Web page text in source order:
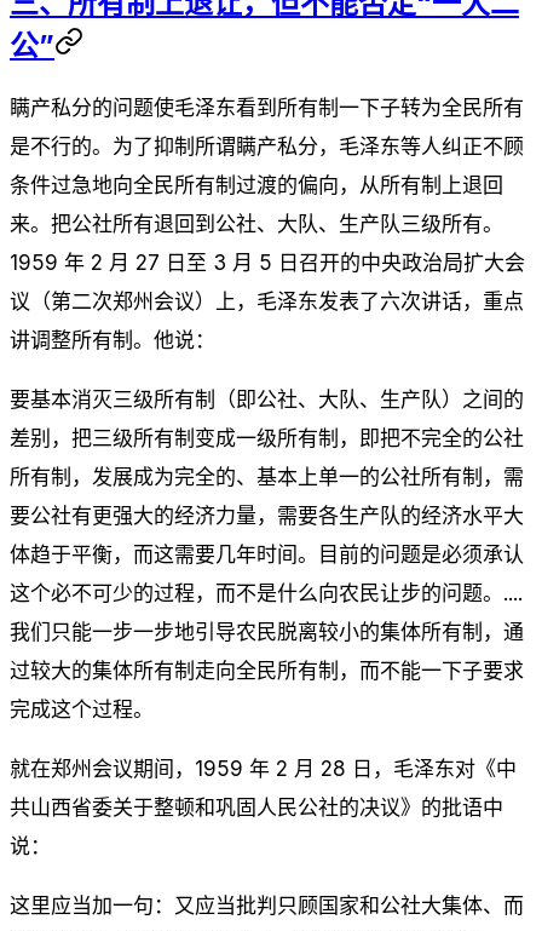
公”
瞒产私分的问题使毛泽东看到所有制一下子转为全民所有
是不行的。为了抑制所谓瞒产私分，毛泽东等人纠正不顾
条件过急地向全民所有制过渡的偏向，从所有制上退回
来。把公社所有退回到公社、大队、生产队三级所有。
1959 年 2 月 27 日至 3 月 5 日召开的中央政治局扩大会
议（第二次郑州会议）上，毛泽东发表了六次讲话，重点
讲调整所有制。他说：
要基本消灭三级所有制（即公社、大队、生产队）之间的
差别，把三级所有制变成一级所有制，即把不完全的公社
所有制，发展成为完全的、基本上单一的公社所有制，需
要公社有更强大的经济力量，需要各生产队的经济水平大
体趋于平衡，而这需要几年时间。目前的问题是必须承认
这个必不可少的过程，而不是什么向农民让步的问题。....
我们只能一步一步地引导农民脱离较小的集体所有制，通
过较大的集体所有制走向全民所有制，而不能一下子要求
完成这个过程。
就在郑州会议期间，1959 年 2 月 28 日，毛泽东对《中
共山西省委关于整顿和巩固人民公社的决议》的批语中
说：
这里应当加一句：又应当批判只顾国家和公社大集体、而